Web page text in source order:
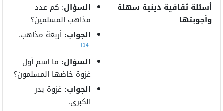
أسئلة ثقافية دينية سهلة
وأجوبتها
السؤال: كم عدد
مذاهب المسلمين؟
الجواب: أربعة مذاهب.
[14]
السؤال: ما اسم أول
غزوة خاضها المسلمون؟
الجواب: غزوة بدر
الكبرى.